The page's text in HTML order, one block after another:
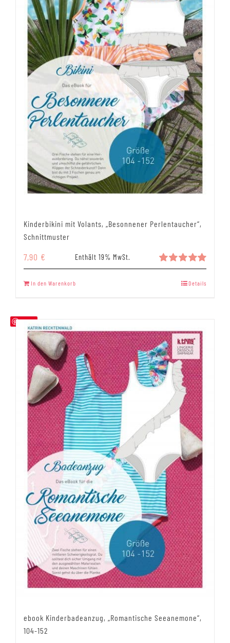
Kinderbikini mit Volants, „Besonnener Perlentaucher“,
Schnittmuster
Bewertet
5.00
7,90 € Enthält 19% MwSt.
In den Warenkorb Details
Save
ebook Kinderbadeanzug, „Romantische Seeanemone“,
104-152